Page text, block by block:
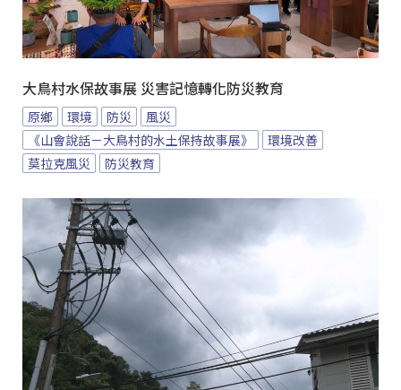
大鳥村水保故事展 災害記憶轉化防災教育
原鄉 環境 防災
風災
《山會說話－大鳥村的水土保持故事展》
環境改善
莫拉克風災
防災教育